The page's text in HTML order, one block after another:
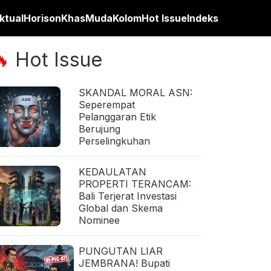
HorisonKhasMudaKolomHot IssueIndeks
Hot Issue
SKANDAL MORAL ASN:
Seperempat
Pelanggaran Etik
Berujung
Perselingkuhan
KEDAULATAN
PROPERTI TERANCAM:
Bali Terjerat Investasi
Global dan Skema
Nominee
PUNGUTAN LIAR
JEMBRANA! Bupati